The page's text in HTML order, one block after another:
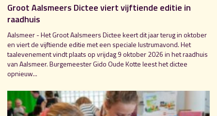
Groot Aalsmeers Dictee viert vijftiende editie in
raadhuis
Aalsmeer - Het Groot Aalsmeers Dictee keert dit jaar terug in oktober
en viert de vijftiende editie met een speciale lustrumavond. Het
taalevenement vindt plaats op vrijdag 9 oktober 2026 in het raadhuis
van Aalsmeer. Burgemeester Gido Oude Kotte leest het dictee
opnieuw...